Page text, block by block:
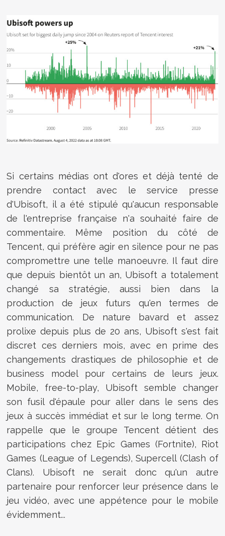
Si certains médias ont d'ores et déjà tenté de
prendre contact avec le service presse
d'Ubisoft, il a été stipulé qu'aucun responsable
de l'entreprise française n'a souhaité faire de
commentaire. Même position du côté de
Tencent, qui préfère agir en silence pour ne pas
compromettre une telle manoeuvre. Il faut dire
que depuis bientôt un an, Ubisoft a totalement
changé sa stratégie, aussi bien dans la
production de jeux futurs qu'en termes de
communication. De nature bavard et assez
prolixe depuis plus de 20 ans, Ubisoft s'est fait
discret ces derniers mois, avec en prime des
changements drastiques de philosophie et de
business model pour certains de leurs jeux.
Mobile, free-to-play, Ubisoft semble changer
son fusil d'épaule pour aller dans le sens des
jeux à succès immédiat et sur le long terme. On
rappelle que le groupe Tencent détient des
participations chez Epic Games (Fortnite), Riot
Games (League of Legends), Supercell (Clash of
Clans). Ubisoft ne serait donc qu'un autre
partenaire pour renforcer leur présence dans le
jeu vidéo, avec une appétence pour le mobile
évidemment...